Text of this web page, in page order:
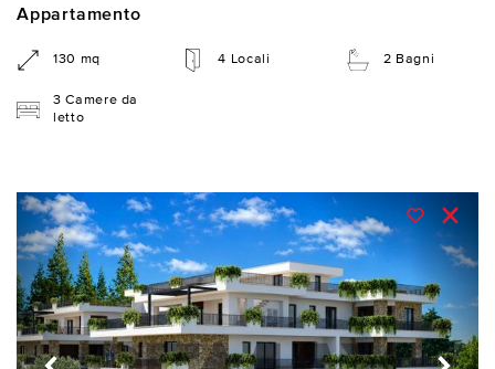
Appartamento
130 mq 4 Locali 2 Bagni
3 Camere da
letto